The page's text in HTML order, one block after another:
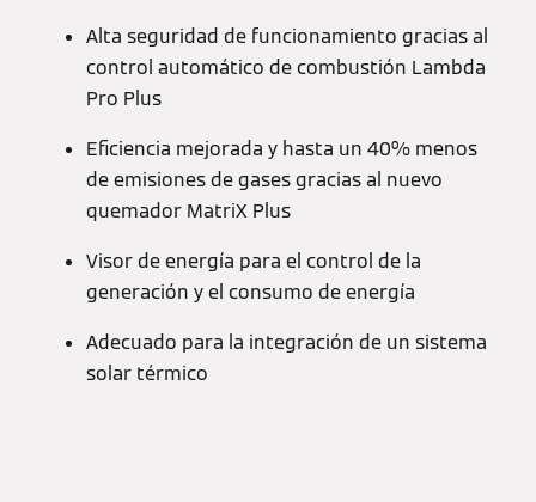
Alta seguridad de funcionamiento gracias al
control automático de combustión Lambda
Pro Plus
Eficiencia mejorada y hasta un 40% menos
de emisiones de gases gracias al nuevo
quemador MatriX Plus
Visor de energía para el control de la
generación y el consumo de energía
Adecuado para la integración de un sistema
solar térmico